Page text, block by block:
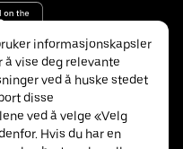
informasjonskapsler
vise deg relevante
ved å huske stedet
disse
ved å velge «Velg
Hvis du har en